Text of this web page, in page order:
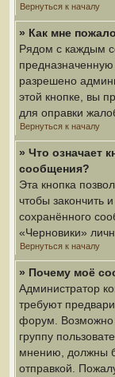
Вернуться к началу
» Как мне
Рядом с каждым
разрешено
этой кнопке, вы
для оправки
Вернуться к началу
» Что означает
сообщения?
Эта кнопка
чтобы закончить
сохранённого
«Черновики»
Вернуться к началу
» Почему моё
Администратор
требуют
форум. Возможно
группу
мнению, должны
отправкой.